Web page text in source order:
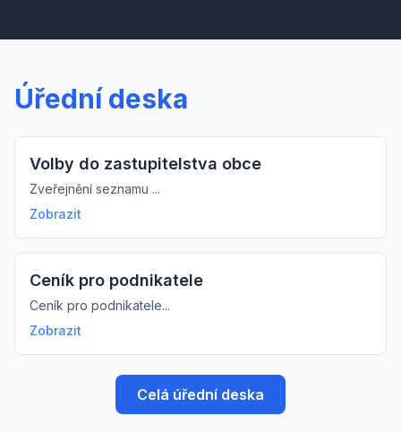
Úřední deska
Volby do zastupitelstva obce
Zveřejnění seznamu ...
Zobrazit
Ceník pro podnikatele
Ceník pro podnikatele...
Zobrazit
Celá úřední deska